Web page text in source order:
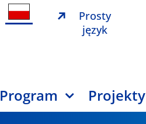
Prosty
język
Program Projekty